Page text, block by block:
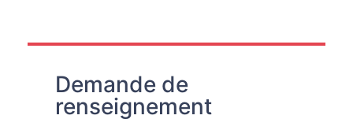
Demande de
renseignement